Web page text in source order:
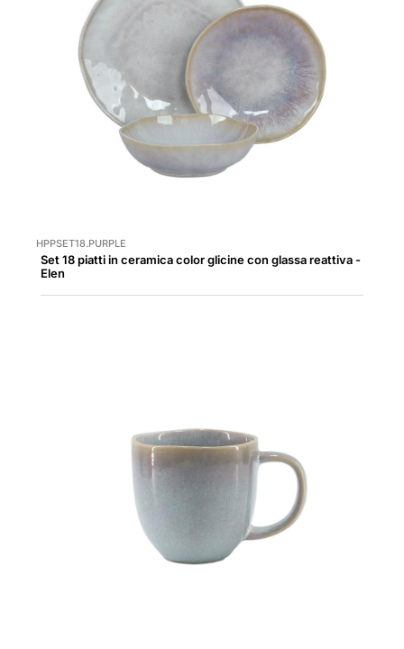
HPPSET18.PURPLE
Set 18 piatti in ceramica color glicine con glassa reattiva -
Elen